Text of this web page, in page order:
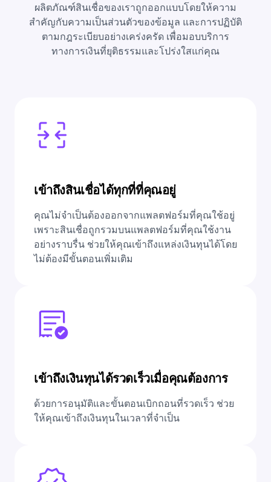
ผลิตภัณฑ์สินเชื่อของเราถูกออกแบบโดยให้ความ
สำคัญกับความเป็นส่วนตัวของข้อมูล และการปฏิบัติ
ตามกฎระเบียบอย่างเคร่งครัด เพื่อมอบบริการ
ทางการเงินที่ยุติธรรมและโปร่งใสแก่คุณ
เข้าถึงสินเชื่อได้ทุกที่ที่คุณอยู่
คุณไม่จำเป็นต้องออกจากแพลตฟอร์มที่คุณใช้อยู่
เพราะสินเชื่อถูกรวมบนแพลตฟอร์มที่คุณใช้งาน
อย่างราบรื่น ช่วยให้คุณเข้าถึงแหล่งเงินทุนได้โดย
ไม่ต้องมีขั้นตอนเพิ่มเติม
เข้าถึงเงินทุนได้รวดเร็วเมื่อคุณต้องการ
ด้วยการอนุมัติและขั้นตอนเบิกถอนที่รวดเร็ว ช่วย
ให้คุณเข้าถึงเงินทุนในเวลาที่จำเป็น